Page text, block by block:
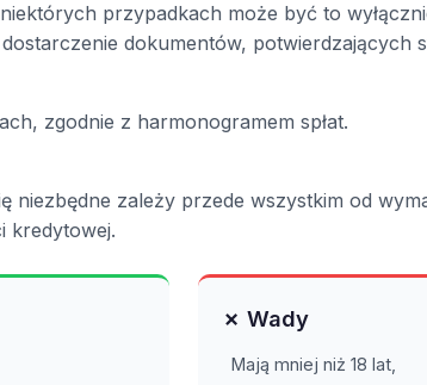
przypadkach może być to
dokumentów, potwierdzających
zgodnie z harmonogramem spłat.
niezbędne zależy przede wszystkim od
kredytowej.
✗ Wady
Mają mniej niż 18 lat,